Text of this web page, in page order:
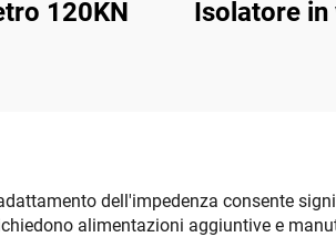
120KN Isolatore in
dell'impedenza consente
alimentazioni aggiuntive e